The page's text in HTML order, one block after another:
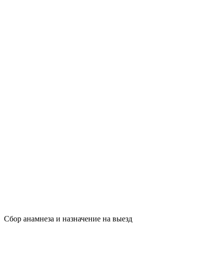
Сбор анамнеза и назначение на выезд